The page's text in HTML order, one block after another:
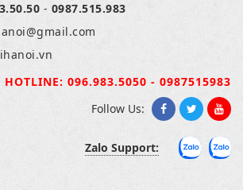
- 0987.515.983
@gmail.com
HOTLINE: 096.983.5050 - 0987515983
Follow Us:
Zalo Support: